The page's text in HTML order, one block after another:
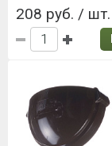
208 руб. / шт.